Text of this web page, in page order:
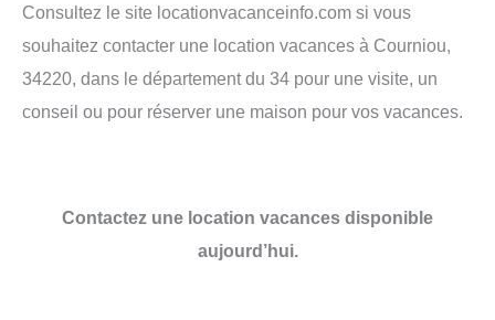
Consultez le site locationvacanceinfo.com si vous
souhaitez contacter une location vacances à Courniou,
34220, dans le département du 34 pour une visite, un
conseil ou pour réserver une maison pour vos vacances.
Contactez une location vacances disponible
aujourd’hui.